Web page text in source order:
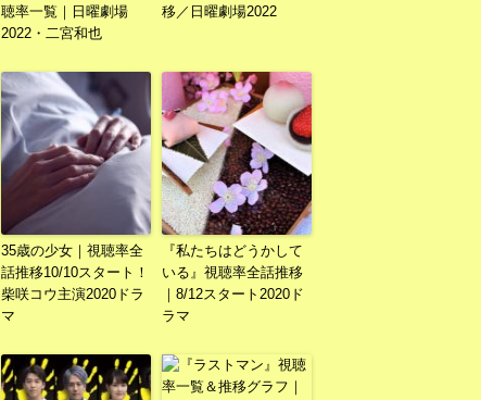
聴率一覧｜日曜劇場
2022・二宮和也
移／日曜劇場2022
35歳の少女｜視聴率全
話推移10/10スタート！
柴咲コウ主演2020ドラ
マ
『私たちはどうかして
いる』視聴率全話推移
｜8/12スタート2020ド
ラマ